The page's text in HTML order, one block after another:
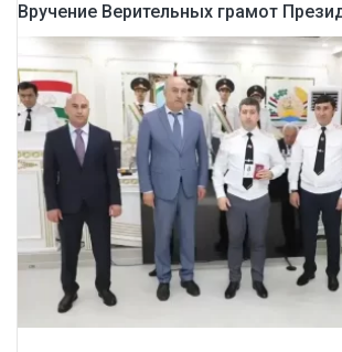
Вручение Верительных грамот